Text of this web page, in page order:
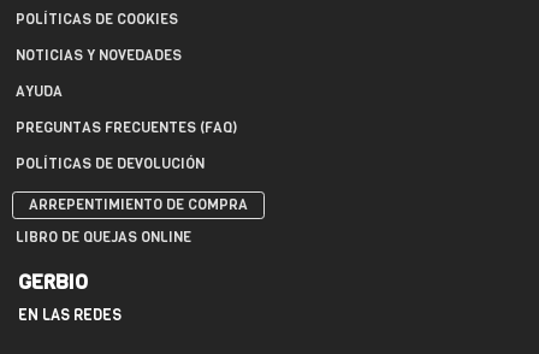
POLÍTICAS DE COOKIES
NOTICIAS Y NOVEDADES
AYUDA
PREGUNTAS FRECUENTES (FAQ)
POLÍTICAS DE DEVOLUCIÓN
ARREPENTIMIENTO DE COMPRA
LIBRO DE QUEJAS ONLINE
GERBIO
EN LAS REDES